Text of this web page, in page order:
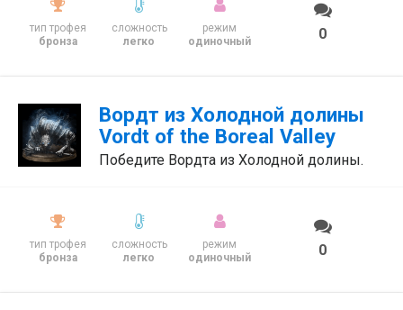
тип трофея
бронза
сложность
легко
режим
одиночный
0
Вордт из Холодной долины
Vordt of the Boreal Valley
Победите Вордта из Холодной долины.
тип трофея
бронза
сложность
легко
режим
одиночный
0